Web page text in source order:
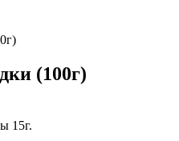
(100г)